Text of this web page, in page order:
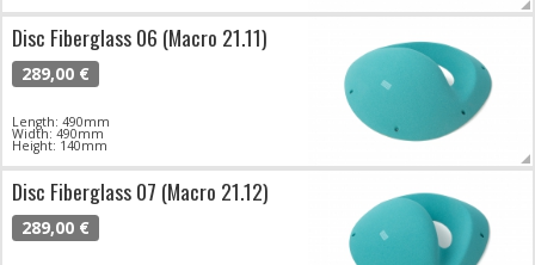
Disc Fiberglass 06 (Macro 21.11)
289,00 €
Length: 490mm
Width: 490mm
Height: 140mm
Disc Fiberglass 07 (Macro 21.12)
289,00 €